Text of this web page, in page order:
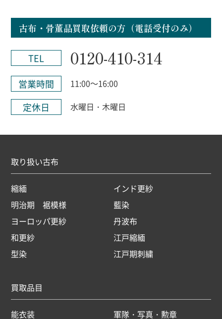
古布・骨董品買取依頼の方（電話受付のみ）
TEL 0120-410-314
営業時間 11:00～16:00
定休日 水曜日・木曜日
取り扱い古布
縮緬
インド更紗
明治期 裾模様
藍染
ヨーロッパ更紗
丹波布
和更紗
江戸縮緬
型染
江戸期刺繍
買取品目
能衣装
軍隊・写真・勲章